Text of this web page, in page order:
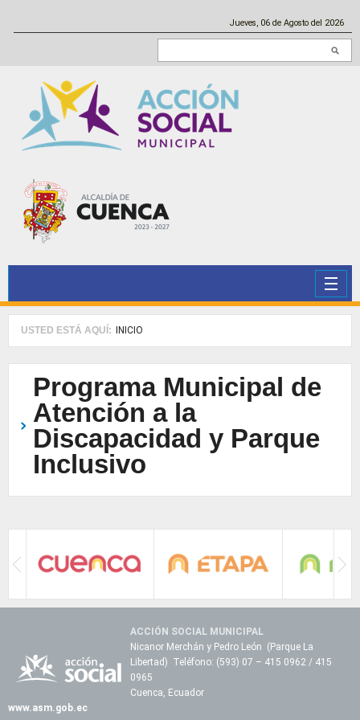
Jueves, 06 de Agosto del 2026
USTED ESTÁ AQUÍ: INICIO
Programa Municipal de
Atención a la
Discapacidad y Parque
Inclusivo
ACCIÓN SOCIAL MUNICIPAL
Nicanor Merchán y Pedro León (Parque La
Libertad) Teléfono: (593) 07 – 415 0962 / 415
0965
Cuenca, Ecuador
www.asm.gob.ec